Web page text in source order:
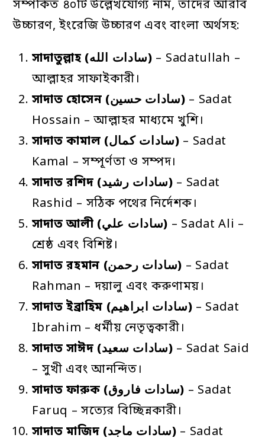
সম্পর্কিত ৪০টি উল্লেখযোগ্য নাম, তাদের আরবি
উচ্চারণ, ইংরেজি উচ্চারণ এবং বাংলা অর্থসহ:
সাদাতুল্লাহ (سادات الله) – Sadatullah –
আল্লাহর সাফাইকারী।
সাদাত হোসেন (سادات حسين) – Sadat
Hossain – আল্লাহর মাধ্যমে খুশি।
সাদাত কামাল (سادات كمال) – Sadat
Kamal – সম্পূর্ণতা ও সম্পদ।
সাদাত রশিদ (سادات رشيد) – Sadat
Rashid – সঠিক পথের নির্দেশক।
সাদাত আলী (سادات علي) – Sadat Ali –
শ্রেষ্ঠ এবং বিশিষ্ট।
সাদাত রহমান (سادات رحمن) – Sadat
Rahman – দয়ালু এবং করুণাময়।
সাদাত ইব্রাহিম (سادات ابراهيم) – Sadat
Ibrahim – ধর্মীয় নেতৃত্বকারী।
সাদাত সাঈদ (سادات سعيد) – Sadat Said
– সুখী এবং আনন্দিত।
সাদাত ফারুক (سادات فاروق) – Sadat
Faruq – সত্যের বিচ্ছিন্নকারী।
সাদাত মাজিদ (سادات ماجد) – Sadat